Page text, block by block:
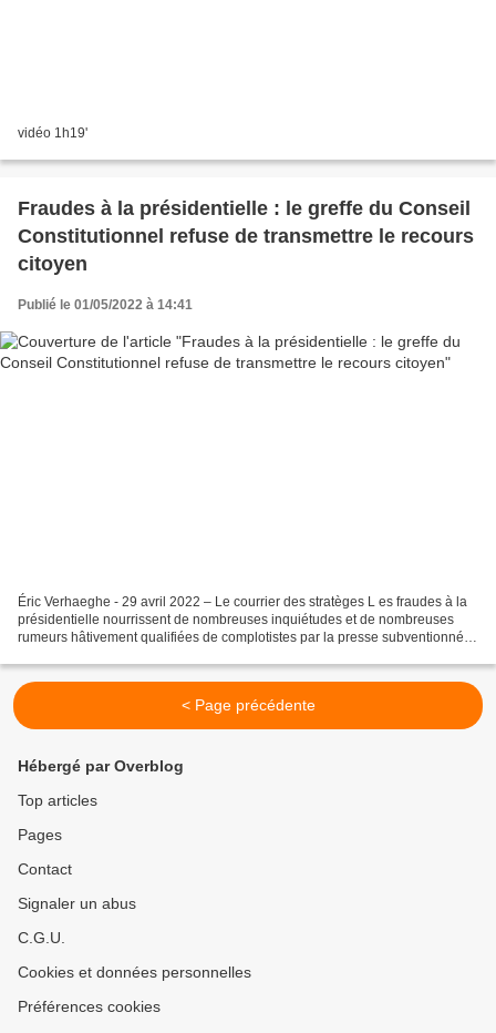
vidéo 1h19'
Fraudes à la présidentielle : le greffe du Conseil
Constitutionnel refuse de transmettre le recours
citoyen
Publié le 01/05/2022 à 14:41
Éric Verhaeghe - 29 avril 2022 – Le courrier des stratèges L es fraudes à la
présidentielle nourrissent de nombreuses inquiétudes et de nombreuses
rumeurs hâtivement qualifiées de complotistes par la presse subventionnée
< Page précédente
Hébergé par Overblog
Top articles
Pages
Contact
Signaler un abus
C.G.U.
Cookies et données personnelles
Préférences cookies